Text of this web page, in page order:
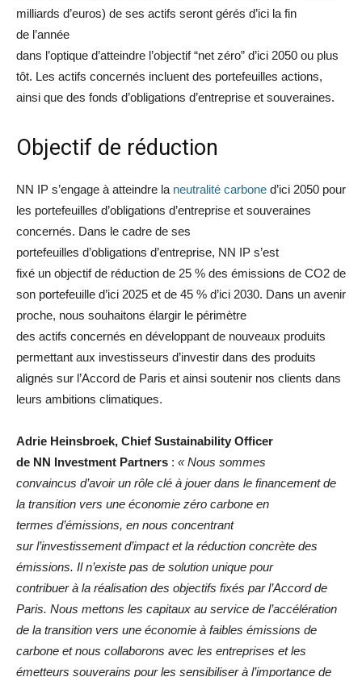
milliards d’euros) de ses actifs seront gérés d’ici la fin
de l’année
dans l’optique d’atteindre l’objectif “net zéro” d’ici 2050 ou plus
tôt. Les actifs concernés incluent des portefeuilles actions,
ainsi que des fonds d’obligations d’entreprise et souveraines.
Objectif de réduction
NN IP s’engage à atteindre la neutralité carbone d’ici 2050 pour
les portefeuilles d’obligations d’entreprise et souveraines
concernés. Dans le cadre de ses
portefeuilles d’obligations d’entreprise, NN IP s’est
fixé un objectif de réduction de 25 % des émissions de CO2 de
son portefeuille d’ici 2025 et de 45 % d’ici 2030. Dans un avenir
proche, nous souhaitons élargir le périmètre
des actifs concernés en développant de nouveaux produits
permettant aux investisseurs d’investir dans des produits
alignés sur l’Accord de Paris et ainsi soutenir nos clients dans
leurs ambitions climatiques.
Adrie Heinsbroek, Chief Sustainability Officer
de NN Investment Partners : « Nous sommes
convaincus d’avoir un rôle clé à jouer dans le financement de
la transition vers une économie zéro carbone en
termes d’émissions, en nous concentrant
sur l’investissement d’impact et la réduction concrète des
émissions. Il n’existe pas de solution unique pour
contribuer à la réalisation des objectifs fixés par l’Accord de
Paris. Nous mettons les capitaux au service de l’accélération
de la transition vers une économie à faibles émissions de
carbone et nous collaborons avec les entreprises et les
émetteurs souverains pour les sensibiliser à l’importance de